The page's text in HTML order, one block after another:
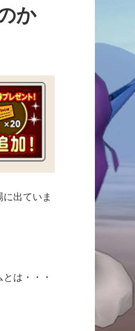
か
出ていま
は・・・